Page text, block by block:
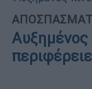
Αυξημένος